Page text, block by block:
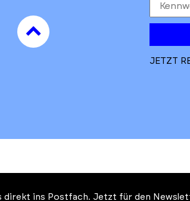
to
top
JETZT
direkt ins Postfach. Jetzt für den